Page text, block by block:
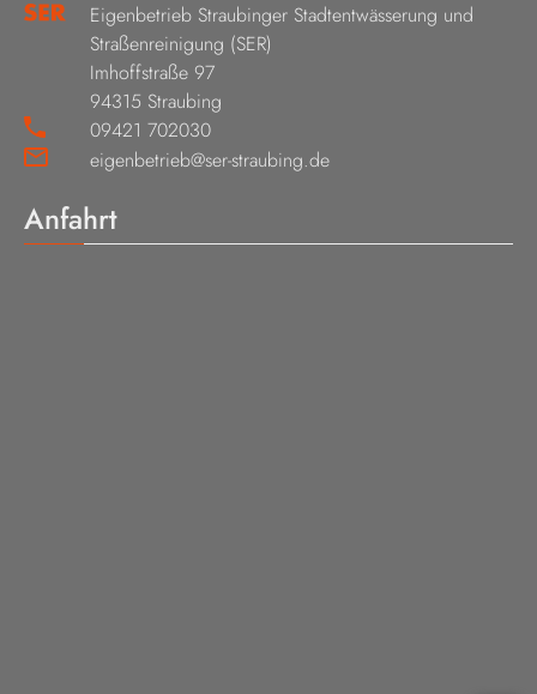
Eigenbetrieb Straubinger Stadtentwässerung und
Straßenreinigung (SER)
Imhoffstraße 97
94315 Straubing
09421 702030
eigenbetrieb@ser-straubing.de
Anfahrt